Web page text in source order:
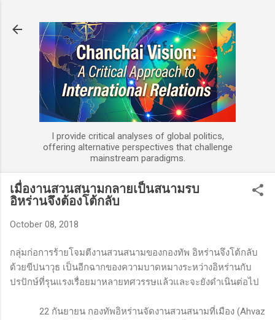
I provide critical analyses of global politics,
offering alternative perspectives that challenge
mainstream paradigms.
เมื่องานสวนสนามกลายเป็นสนามรบ
อิหร่านจึงต้องโต้กลับ
October 08, 2018
กลุ่มก่อการร้ายโจมตีงานสวนสนามของกองทัพ อิหร่านจึงโต้กลับ
ด้วยขีปนาวุธ เป็นอีกฉากของความบาดหมางระหว่างอิหร่านกับ
ปรปักษ์ที่รุนแรงเรื่อยมาหลายทศวรรษแล้วและจะยังดำเนินต่อไป
22 กันยายน กองทัพอิหร่านจัดงานสวนสนามที่เมือง (Ahvaz